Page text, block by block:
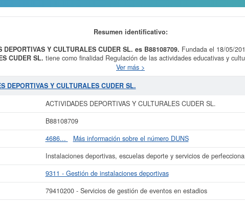
Resumen identificativo:
Y CULTURALES CUDER SL. es B88108709. Fundada el 18/05/
CUDER SL. tiene como finalidad Regulación de las actividades educativas y
de ocio y tiempo libre, teatro, cine, música, y cualquier otra actividad
secundaria... Su categoría CNAE es 9311 - Gestión de instalaciones
de empresas corresponde al número 79410200.
El rango del capital social es de 0 a 3.100 €. El BORME ha publicado 3 de
datos de la empresa ACTIVIDADES DEPORTIVAS Y CULTURALES CUDER
DEPORTIVAS Y CULTURALES CUDER SL. y consultar los resultados
balances y cuentas de resultados disponibles.
La última actualización del informe de empresa se ha realizado el 16/11/2023.
Ver más >
DEPORTIVAS Y CULTURALES CUDER SL.
ACTIVIDADES DEPORTIVAS Y CULTURALES CUDER SL.
B88108709
4686...
Más información sobre el número DUNS
Instalaciones deportivas, escuelas deporte y servicios de
9311 - Gestión de instalaciones deportivas
79410200 - Servicios de gestión de eventos en estadios